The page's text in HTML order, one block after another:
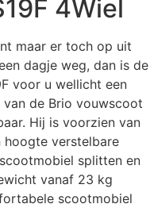
4Wiel
maar er toch op uit
dagje weg, dan is de
voor u wellicht een
de Brio vouwscoot
Hij is voorzien van
hoogte verstelbare
splitten en
vanaf 23 kg
scootmobiel